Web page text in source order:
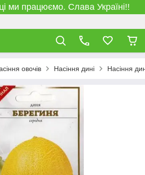
ми працюємо. Слава Україні!!
овочів Насіння дині Насіння